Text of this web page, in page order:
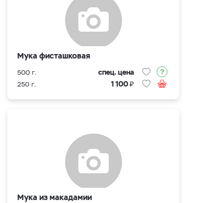
Мука фисташковая
500 г. спец. цена
250 г. 1 100₽
Мука из макадамии